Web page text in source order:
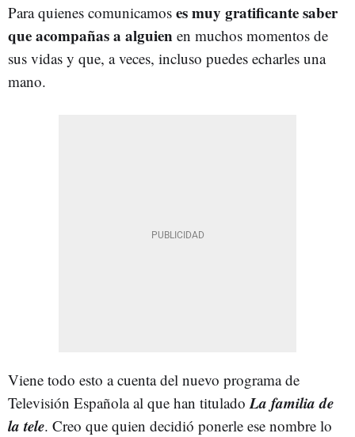
Para quienes comunicamos es muy gratificante saber
que acompañas a alguien en muchos momentos de
sus vidas y que, a veces, incluso puedes echarles una
mano.
Viene todo esto a cuenta del nuevo programa de
Televisión Española al que han titulado La familia de
la tele. Creo que quien decidió ponerle ese nombre lo